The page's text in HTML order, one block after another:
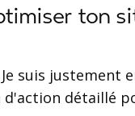
ton
suis justement
d'action détaillé